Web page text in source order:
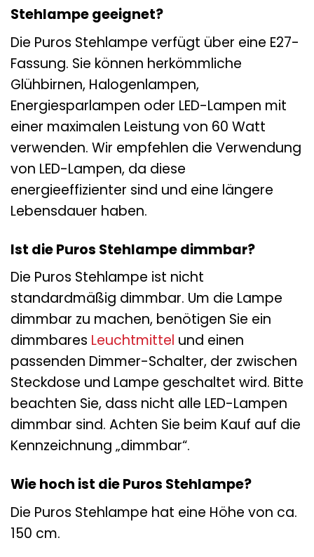
Stehlampe geeignet?
Die Puros Stehlampe verfügt über eine E27-
Fassung. Sie können herkömmliche
Glühbirnen, Halogenlampen,
Energiesparlampen oder LED-Lampen mit
einer maximalen Leistung von 60 Watt
verwenden. Wir empfehlen die Verwendung
von LED-Lampen, da diese
energieeffizienter sind und eine längere
Lebensdauer haben.
Ist die Puros Stehlampe dimmbar?
Die Puros Stehlampe ist nicht
standardmäßig dimmbar. Um die Lampe
dimmbar zu machen, benötigen Sie ein
dimmbares Leuchtmittel und einen
passenden Dimmer-Schalter, der zwischen
Steckdose und Lampe geschaltet wird. Bitte
beachten Sie, dass nicht alle LED-Lampen
dimmbar sind. Achten Sie beim Kauf auf die
Kennzeichnung „dimmbar“.
Wie hoch ist die Puros Stehlampe?
Die Puros Stehlampe hat eine Höhe von ca.
150 cm.